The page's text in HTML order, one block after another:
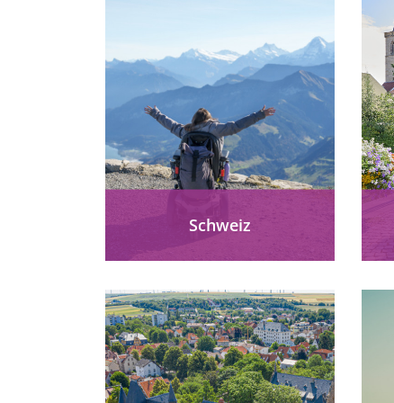
Schweiz
erleben: Accessible Tour of
Switzerland, Glacier Express,
Rigi & Vierwaldstättersee –
Reisen ohne Hürden
zwischen Alpen, Seen und...